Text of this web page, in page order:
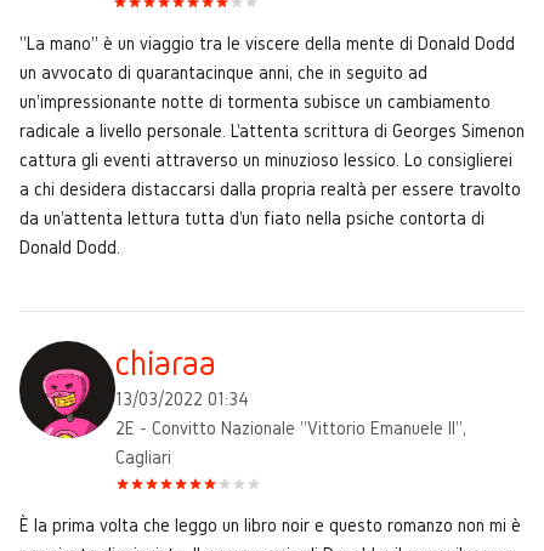
"La mano" è un viaggio tra le viscere della mente di Donald Dodd
un avvocato di quarantacinque anni, che in seguito ad
un'impressionante notte di tormenta subisce un cambiamento
radicale a livello personale. L'attenta scrittura di Georges Simenon
cattura gli eventi attraverso un minuzioso lessico. Lo consiglierei
a chi desidera distaccarsi dalla propria realtà per essere travolto
da un'attenta lettura tutta d'un fiato nella psiche contorta di
Donald Dodd.
chiaraa
13/03/2022 01:34
2E - Convitto Nazionale "Vittorio Emanuele II",
Cagliari
È la prima volta che leggo un libro noir e questo romanzo non mi è